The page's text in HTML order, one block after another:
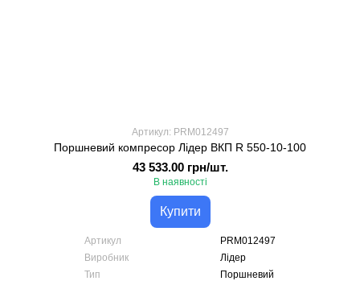
Артикул: PRM012497
Поршневий компресор Лідер ВКП R 550-10-100
43 533.00 грн/шт.
В наявності
Купити
Артикул
PRM012497
Виробник
Лідер
Тип
Поршневий